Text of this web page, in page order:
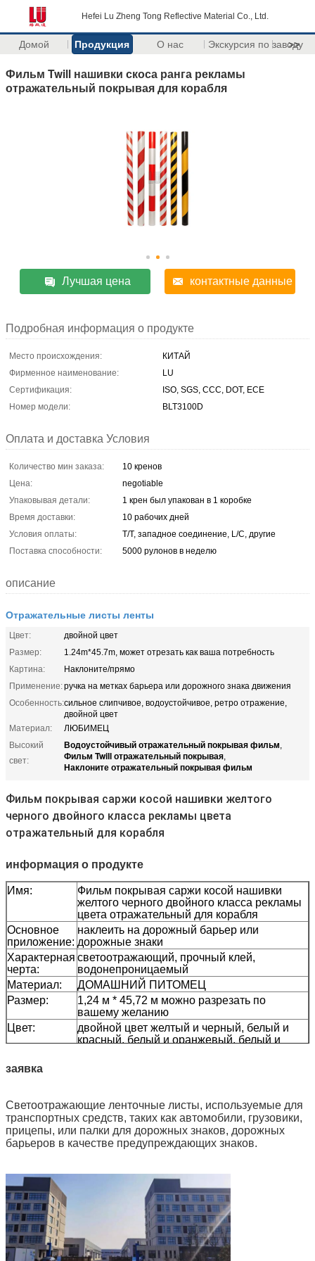
Hefei Lu Zheng Tong Reflective Material Co., Ltd.
Домой Продукция О нас Экскурсия по заводу
>>
Фильм Twill нашивки скоса ранга рекламы
отражательный покрывая для корабля
Лучшая цена контактные данные
Подробная информация о продукте
Место происхождения:
КИТАЙ
Фирменное наименование:
LU
Сертификация:
ISO, SGS, CCC, DOT, ECE
Номер модели:
BLT3100D
Оплата и доставка Условия
Количество мин заказа:
10 кренов
Цена:
negotiable
Упаковывая детали:
1 крен был упакован в 1 коробке
Время доставки:
10 рабочих дней
Условия оплаты:
T/T, западное соединение, L/C, другие
Поставка способности:
5000 рулонов в неделю
описание
Отражательные листы ленты
Цвет:
двойной цвет
Размер:
1.24m*45.7m, может отрезать как ваша потребность
Картина:
Наклоните/прямо
Применение:ручка на метках барьера или дорожного знака движения
Особенность:сильное слипчивое, водоустойчивое, ретро отражение,
двойной цвет
Материал:
ЛЮБИМЕЦ
Высокий
свет:
Водоустойчивый отражательный покрывая фильм,
Фильм Twill отражательный покрывая,
Наклоните отражательный покрывая фильм
Фильм покрывая саржи косой нашивки желтого
черного двойного класса рекламы цвета
отражательный для корабля
информация о продукте
Имя:
Фильм покрывая саржи косой нашивки
желтого черного двойного класса рекламы
цвета отражательный для корабля
Основное
приложение:
наклеить на дорожный барьер или
дорожные знаки
Характерная
черта:
светоотражающий, прочный клей,
водонепроницаемый
Материал:
ДОМАШНИЙ ПИТОМЕЦ
Размер:
1,24 м * 45,72 м можно разрезать по
вашему желанию
Цвет:
двойной цвет желтый и черный, белый и
красный, белый и оранжевый, белый и
Упаковка:
Доставка
заявка
Светоотражающие ленточные листы, используемые для
транспортных средств, таких как автомобили, грузовики,
прицепы, или палки для дорожных знаков, дорожных
барьеров в качестве предупреждающих знаков.